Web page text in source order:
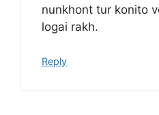
nunkhont tur konito
logai rakh.
Reply